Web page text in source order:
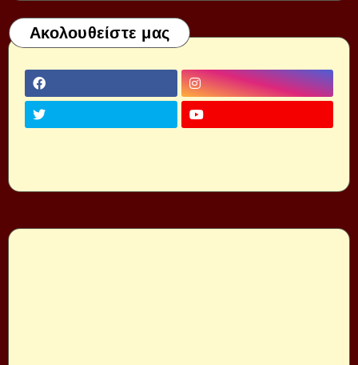
Ακολουθείστε μας